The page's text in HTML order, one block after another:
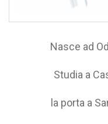
Nasce ad
Studia a
la porta a